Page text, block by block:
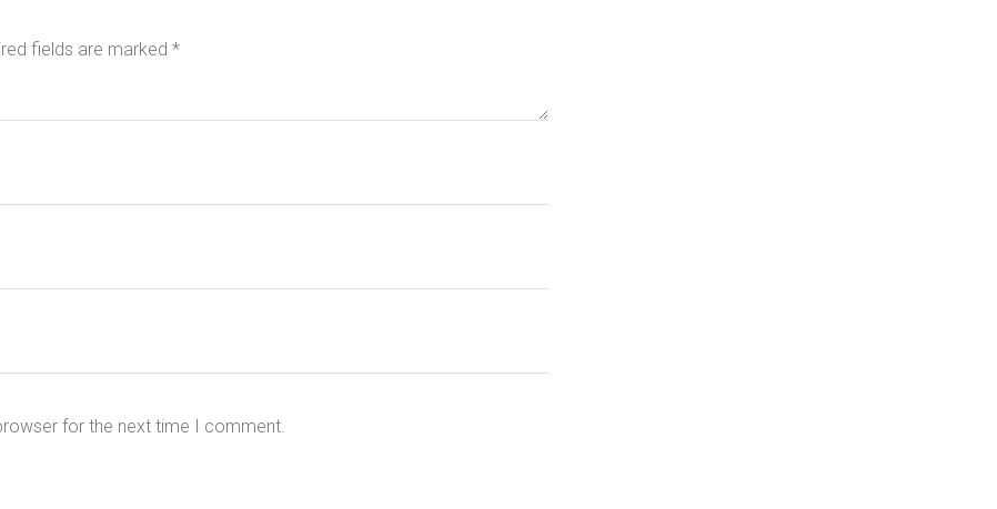
fields are marked *
for the next time I comment.